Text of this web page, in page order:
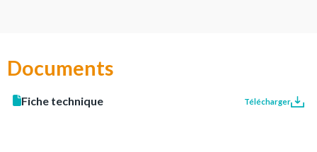
Documents
Fiche technique Télécharger